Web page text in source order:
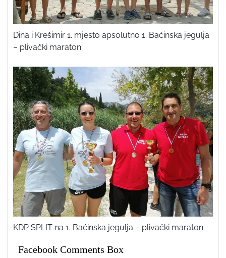
Dina i Krešimir 1. mjesto apsolutno 1. Baćinska jegulja
– plivački maraton
KDP SPLIT na 1. Baćinska jegulja – plivački maraton
Facebook Comments Box